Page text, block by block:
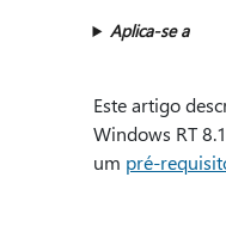
Aplica-se a
Este artigo
Windows RT
um pré-